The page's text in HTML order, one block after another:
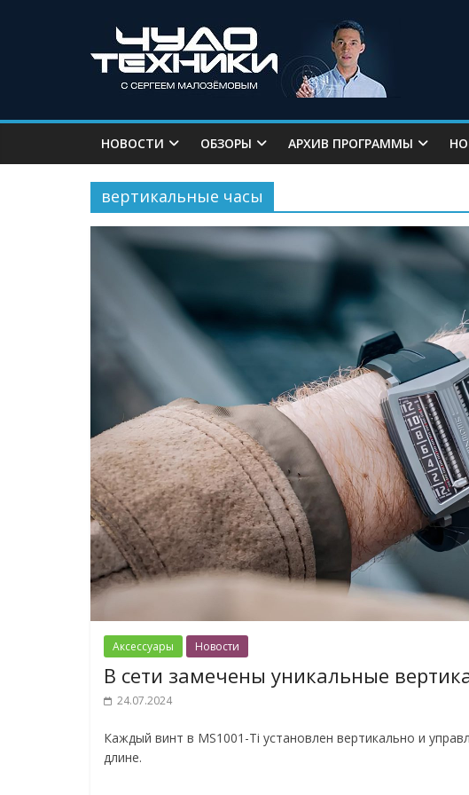
НОВОСТИ ОБЗОРЫ АРХИВ ПРОГРАММЫ
вертикальные часы
Аксессуары Новости
В сети замечены уникальные
24.07.2024
Каждый винт в MS1001-Ti установлен вертикально и
длине.